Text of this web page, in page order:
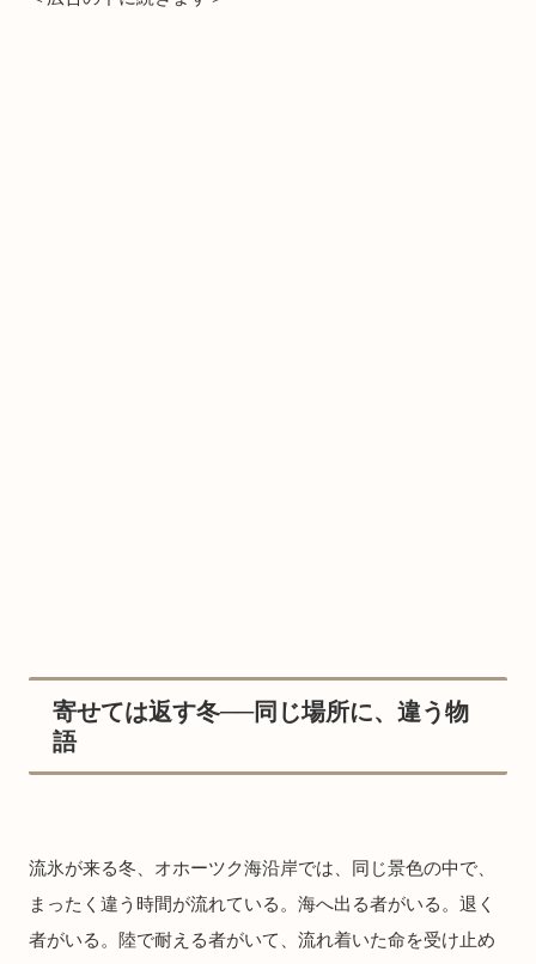
寄せては返す冬──同じ場所に、違う物
語
流氷が来る冬、オホーツク海沿岸では、同じ景色の中で、
まったく違う時間が流れている。海へ出る者がいる。退く
者がいる。陸で耐える者がいて、流れ着いた命を受け止め